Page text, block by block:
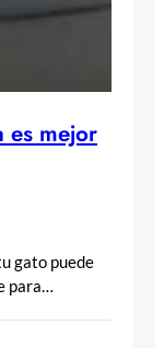
es mejor
gato puede
para…